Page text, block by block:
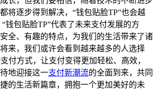
将逐步得到解决，“钱包贴脸TP”也会越
钱包贴脸TP”代表了未来支付发展的方
全、有趣的特点，为我们的生活带来了诸
来，我们或许会看到越来越多的人选择
付方式，让支付变得更加轻松、高效，
地迎接这一支付新潮流的全面到来，共同
的生活新篇章，拥抱一个更加美好的未